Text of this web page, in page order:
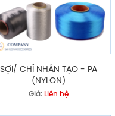
SỢI/ CHỈ NHÂN TẠO - PA
(NYLON)
Giá: Liên hệ